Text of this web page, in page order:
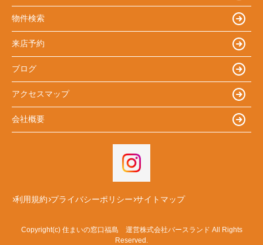
物件検索
来店予約
ブログ
アクセスマップ
会社概要
利用規約 プライバシーポリシー サイトマップ
Copyright(c) 住まいの窓口福島 運営株式会社バースランド All Rights
Reserved.